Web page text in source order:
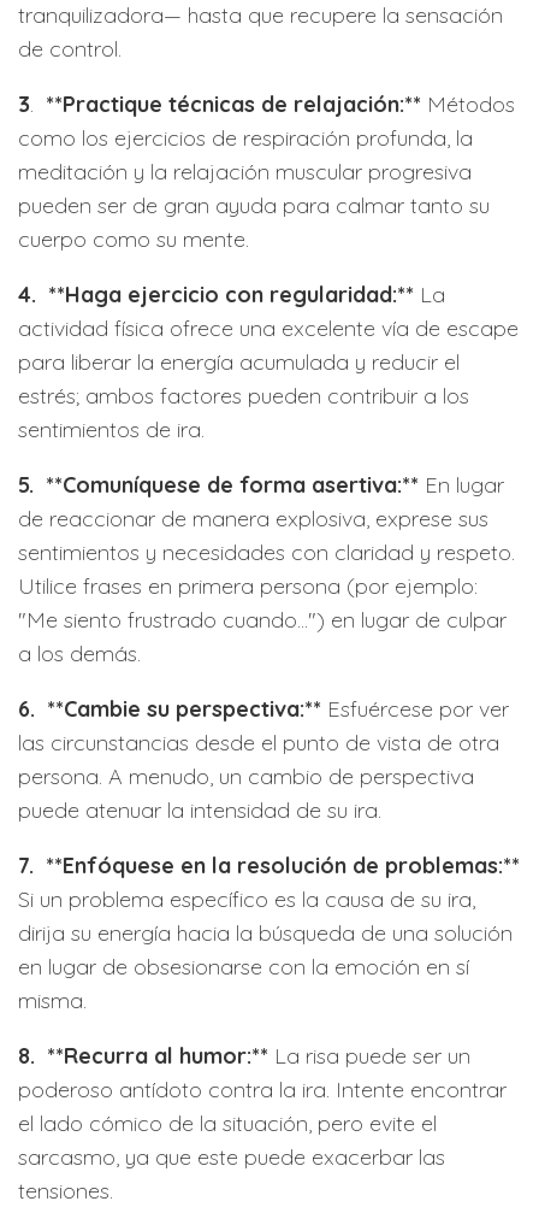
tranquilizadora— hasta que recupere la sensación
de control.
3. **Practique técnicas de relajación:** Métodos
como los ejercicios de respiración profunda, la
meditación y la relajación muscular progresiva
pueden ser de gran ayuda para calmar tanto su
cuerpo como su mente.
4. **Haga ejercicio con regularidad:** La
actividad física ofrece una excelente vía de escape
para liberar la energía acumulada y reducir el
estrés; ambos factores pueden contribuir a los
sentimientos de ira.
5. **Comuníquese de forma asertiva:** En lugar
de reaccionar de manera explosiva, exprese sus
sentimientos y necesidades con claridad y respeto.
Utilice frases en primera persona (por ejemplo:
"Me siento frustrado cuando...") en lugar de culpar
a los demás.
6. **Cambie su perspectiva:** Esfuércese por ver
las circunstancias desde el punto de vista de otra
persona. A menudo, un cambio de perspectiva
puede atenuar la intensidad de su ira.
7. **Enfóquese en la resolución de problemas:**
Si un problema específico es la causa de su ira,
dirija su energía hacia la búsqueda de una solución
en lugar de obsesionarse con la emoción en sí
misma.
8. **Recurra al humor:** La risa puede ser un
poderoso antídoto contra la ira. Intente encontrar
el lado cómico de la situación, pero evite el
sarcasmo, ya que este puede exacerbar las
tensiones.